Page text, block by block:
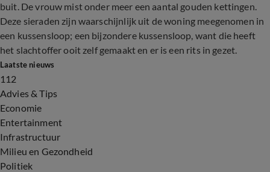
buit. De vrouw mist onder meer een aantal gouden kettingen.
Deze sieraden zijn waarschijnlijk uit de woning meegenomen in
een kussensloop; een bijzondere kussensloop, want die heeft
het slachtoffer ooit zelf gemaakt en er is een rits in gezet.
Laatste nieuws
112
Advies & Tips
Economie
Entertainment
Infrastructuur
Milieu en Gezondheid
Politiek